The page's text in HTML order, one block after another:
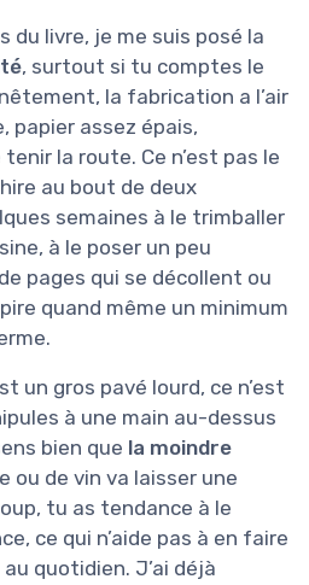
du livre, je me suis posé la
, surtout si tu comptes le
la fabrication a l’air
papier assez épais,
la route. Ce n’est pas le
au bout de deux
semaines à le trimballer
à le poser un peu
pages qui se décollent ou
quand même un minimum
un gros pavé lourd, ce n’est
à une main au-dessus
bien que la moindre
ou de vin va laisser une
tu as tendance à le
ce qui n’aide pas à en faire
quotidien. J’ai déjà